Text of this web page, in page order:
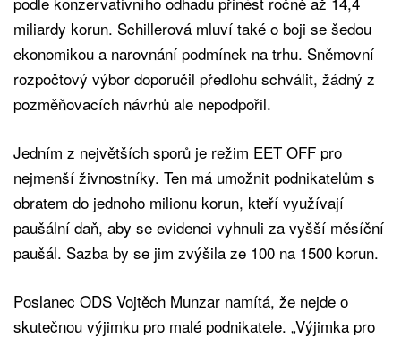
miliardy korun. Schillerová mluví také o boji se šedou
ekonomikou a narovnání podmínek na trhu. Sněmovní
rozpočtový výbor doporučil předlohu schválit, žádný z
pozměňovacích návrhů ale nepodpořil.
Jedním z největších sporů je režim EET OFF pro
nejmenší živnostníky. Ten má umožnit podnikatelům s
obratem do jednoho milionu korun, kteří využívají
paušální daň, aby se evidenci vyhnuli za vyšší měsíční
paušál. Sazba by se jim zvýšila ze 100 na 1500 korun.
Poslanec ODS Vojtěch Munzar namítá, že nejde o
skutečnou výjimku pro malé podnikatele. „Výjimka pro